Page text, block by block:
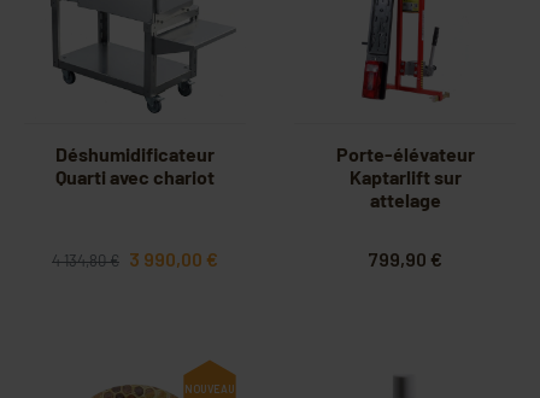
Déshumidificateur
Quarti avec chariot
4 134,80 € 3 990,00 €
Porte-élévateur
Kaptarlift sur
attelage
799,90 €
NOUVEAU